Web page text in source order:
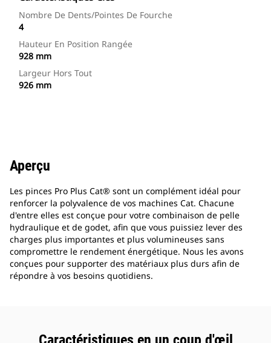
Nombre De Dents/pointes De Fourche
4
Hauteur En Position Rangée
928 mm
Largeur Hors Tout
926 mm
Aperçu
Les pinces Pro Plus Cat® sont un complément idéal pour
renforcer la polyvalence de vos machines Cat. Chacune
d'entre elles est conçue pour votre combinaison de pelle
hydraulique et de godet, afin que vous puissiez lever des
charges plus importantes et plus volumineuses sans
compromettre le rendement énergétique. Nous les avons
conçues pour supporter des matériaux plus durs afin de
répondre à vos besoins quotidiens.